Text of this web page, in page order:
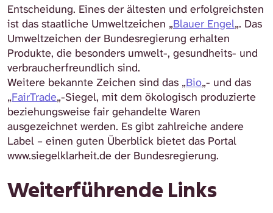
Entscheidung. Eines der ältesten und erfolgreichsten
ist das staatliche Umweltzeichen „Blauer Engel„. Das
Umweltzeichen der Bundesregierung erhalten
Produkte, die besonders umwelt-, gesundheits- und
verbraucherfreundlich sind.
Weitere bekannte Zeichen sind das „Bio„- und das
„FairTrade„-Siegel, mit dem ökologisch produzierte
beziehungsweise fair gehandelte Waren
ausgezeichnet werden. Es gibt zahlreiche andere
Label – einen guten Überblick bietet das Portal
www.siegelklarheit.de der Bundesregierung.
Weiterführende Links